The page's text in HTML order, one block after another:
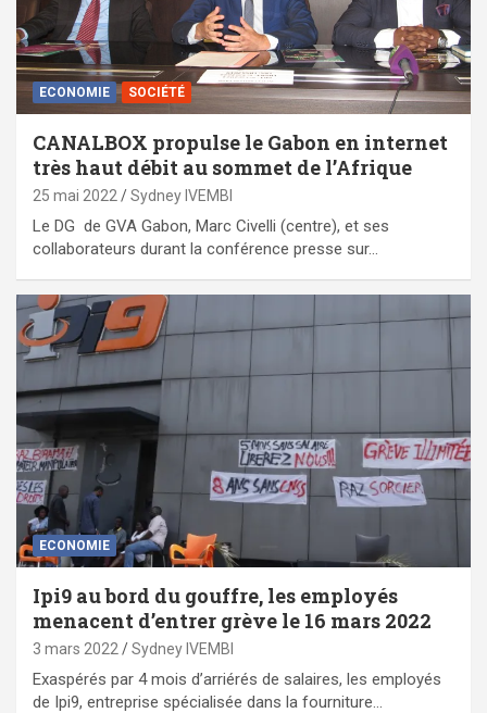
ECONOMIE SOCIÉTÉ
CANALBOX propulse le Gabon en internet
très haut débit au sommet de l’Afrique
25 mai 2022 Sydney IVEMBI
Le DG de GVA Gabon, Marc Civelli (centre), et ses
collaborateurs durant la conférence presse sur…
ECONOMIE
Ipi9 au bord du gouffre, les employés
menacent d’entrer grève le 16 mars 2022
3 mars 2022 Sydney IVEMBI
Exaspérés par 4 mois d’arriérés de salaires, les employés
de Ipi9, entreprise spécialisée dans la fourniture…